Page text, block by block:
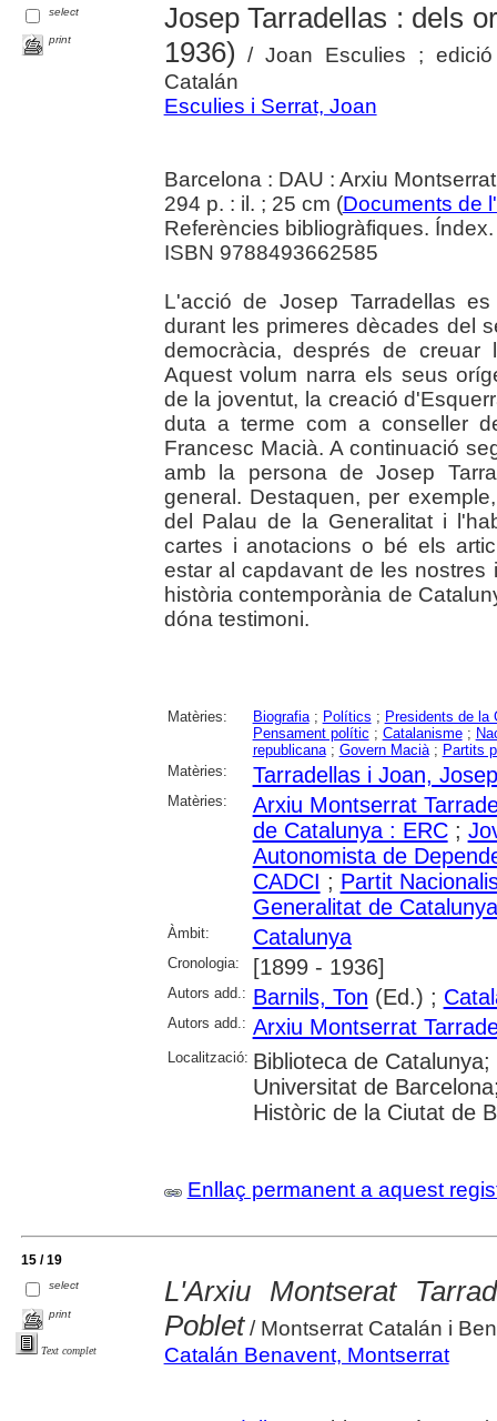
select
print
Josep Tarradellas : dels
1936) / Joan Esculies ;
Catalán
Esculies i Serrat, Joan
Barcelona : DAU : Arxiu
294 p. : il. ; 25 cm (Documents de
Referències bibliogràfiques. Índex.
ISBN 9788493662585
L'acció de Josep Tarradellas
durant les primeres dècades del
democràcia, després de
Aquest volum narra els seus
de la joventut, la creació
duta a terme com a conseller
Francesc Macià. A continuació
amb la persona de Josep
general. Destaquen, per
del Palau de la Generalitat i
cartes i anotacions o bé els
estar al capdavant de les
història contemporània de
dóna testimoni.
Matèries: Biografia; Polítics ; Presidents de la
Pensament polític ; Catalanisme;
republicana; Govern Macià; Partits
Matèries:
Tarradellas i Joan, Josep
Matèries:
Arxiu Montserrat
de Catalunya : ERC;
Autonomista de
CADCI ; Partit
Generalitat de Catalunya
Àmbit: Catalunya
Cronologia: [1899 - 1936]
Autors add.: Barnils, Ton (Ed.) ;
Autors add.: Arxiu Montserrat
Localització: Biblioteca de
Universitat de
Històric de la Ciutat de
Enllaç permanent a aquest
15 / 19
select
print
Text complet
L'Arxiu Montserat
Poblet/ Montserrat Catalán i
Catalán Benavent, Montserrat